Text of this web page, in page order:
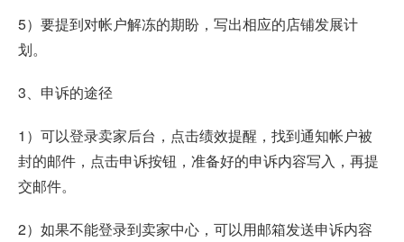
5）要提到对帐户解冻的期盼，写出相应的店铺发展计
划。
3、申诉的途径
1）可以登录卖家后台，点击绩效提醒，找到通知帐户被
封的邮件，点击申诉按钮，准备好的申诉内容写入，再提
交邮件。
2）如果不能登录到卖家中心，可以用邮箱发送申诉内容